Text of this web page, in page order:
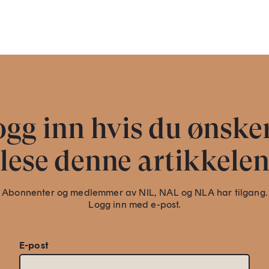
inn hvis du
lese denne artikkelen
Abonnenter og medlemmer av NIL, NAL og NLA har tilgang.
Logg inn med e-post.
E-post